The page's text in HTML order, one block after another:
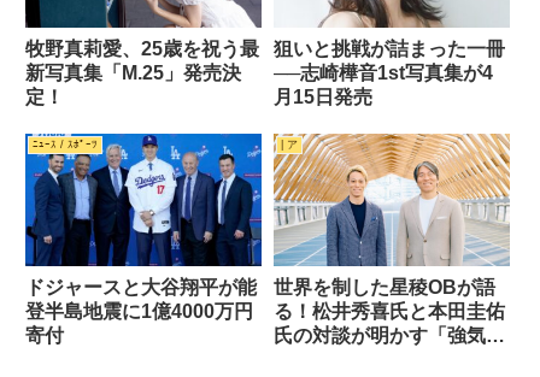
牧野真莉愛、25歳を祝う最
新写真集「M.25」発売決
定！
狙いと挑戦が詰まった一冊
──志崎樺音1st写真集が4
月15日発売
ﾆｭｰｽ / ｽﾎﾟｰﾂ
ドジャースと大谷翔平が能
登半島地震に1億4000万円
寄付
| ア
世界を制した星稜OBが語
る！松井秀喜氏と本田圭佑
氏の対談が明かす「強気な